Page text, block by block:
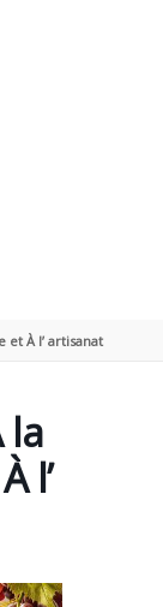
et À l’ artisanat
la
l’